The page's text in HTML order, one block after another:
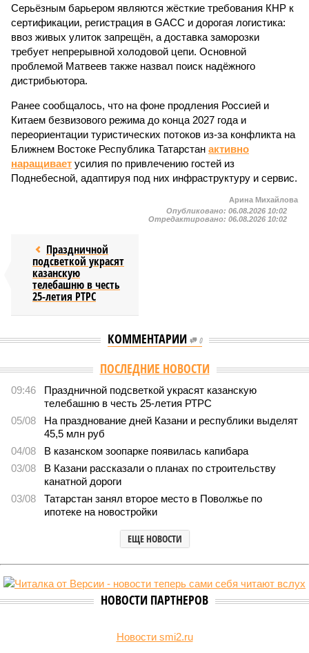
Серьёзным барьером являются жёсткие требования КНР к
сертификации, регистрация в GACC и дорогая логистика:
ввоз живых улиток запрещён, а доставка заморозки
требует непрерывной холодовой цепи. Основной
проблемой Матвеев также назвал поиск надёжного
дистрибьютора.
Ранее сообщалось, что на фоне продления Россией и
Китаем безвизового режима до конца 2027 года и
переориентации туристических потоков из-за конфликта на
Ближнем Востоке Республика Татарстан активно
наращивает усилия по привлечению гостей из
Поднебесной, адаптируя под них инфраструктуру и сервис.
Арина Михайлова
Опубликовано: 06.08.2026 10:02
Отредактировано: 06.08.2026 10:02
Праздничной
подсветкой украсят
казанскую
телебашню в честь
25-летия РТРС
КОММЕНТАРИИ 0
Версия //Общество //
В Татарстане планируют адаптировать сервисы
для увеличения турпотока из Китая
В Татарстане планируют адаптировать сервисы для
увеличения турпотока из Китая
Культура и маршруты
В Татарстане планируют адаптировать сервисы для увеличения
турпотока из Китая (фото: pxhere.com)
На фоне продления Россией и Китаем безвизового режима до
конца 2027 года и переориентации туристических потоков из-за
конфликта на Ближнем Востоке Республика Татарстан активно
адаптируя под них инфраструктуру и сервис.